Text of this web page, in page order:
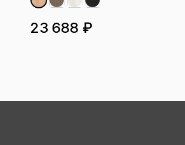
23 688 ₽